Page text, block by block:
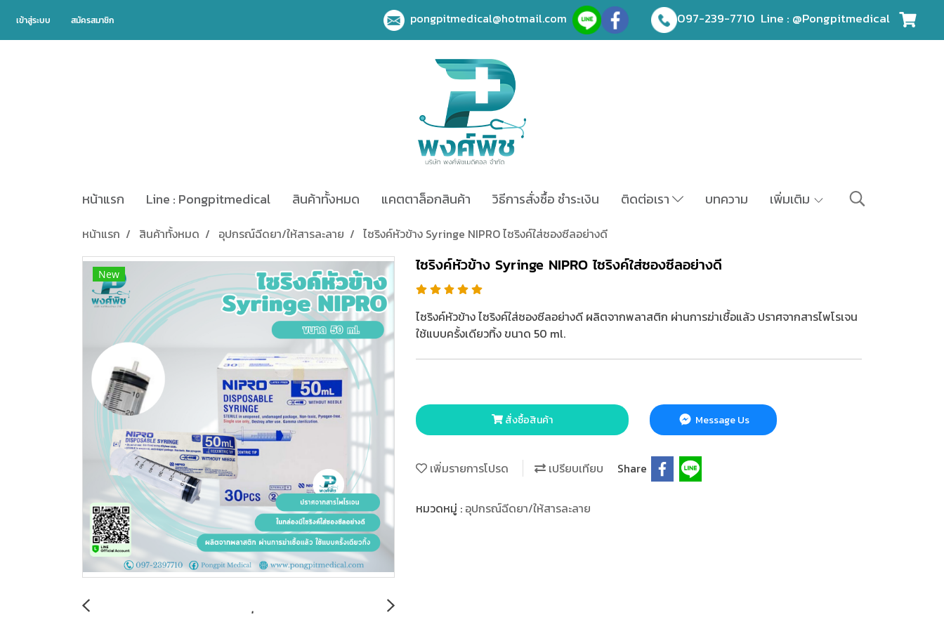
เข้าสู่ระบบ สมัครสมาชิก pongpitmedical@hotmail.com 097-239-7710 Line : @Pongpitmedical
หน้าแรก Line : Pongpitmedical สินค้าทั้งหมด แคตตาล็อกสินค้า วิธีการสั่งซื้อ ชำระเงิน ติดต่อเรา บทความ เพิ่มเติม
หน้าแรก สินค้าทั้งหมด อุปกรณ์ฉีดยา/ให้สารละลาย ไซริงค์หัวข้าง Syringe NIPRO ไซริงค์ใส่ซองซีลอย่างดี
New ไซริงค์หัวข้าง Syringe NIPRO ไซริงค์ใส่ซองซีลอย่างดี
ไซริงค์หัวข้าง ไซริงค์ใส่ซองซีลอย่างดี ผลิตจากพลาสติก ผ่านการฆ่าเชื้อแล้ว ปราศจากสารไพโรเจน
ใช้แบบครั้งเดียวทิ้ง ขนาด 50 ml.
สั่งซื้อสินค้า Message Us
เพิ่มรายการโปรด เปรียบเทียบ Share
หมวดหมู่ : อุปกรณ์ฉีดยา/ให้สารละลาย